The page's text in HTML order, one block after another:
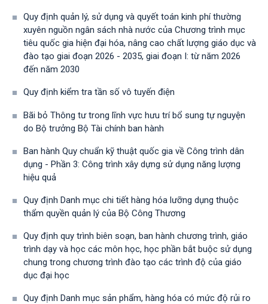
Quy định quản lý, sử dụng và quyết toán kinh phí thường
xuyên nguồn ngân sách nhà nước của Chương trình mục
tiêu quốc gia hiện đại hóa, nâng cao chất lượng giáo dục và
đào tạo giai đoạn 2026 - 2035, giai đoạn I: từ năm 2026
đến năm 2030
Quy định kiểm tra tần số vô tuyến điện
Bãi bỏ Thông tư trong lĩnh vực hưu trí bổ sung tự nguyện
do Bộ trưởng Bộ Tài chính ban hành
Ban hành Quy chuẩn kỹ thuật quốc gia về Công trình dân
dụng - Phần 3: Công trình xây dựng sử dụng năng lượng
hiệu quả
Quy định Danh mục chi tiết hàng hóa lưỡng dụng thuộc
thẩm quyền quản lý của Bộ Công Thương
Quy định quy trình biên soạn, ban hành chương trình, giáo
trình dạy và học các môn học, học phần bắt buộc sử dụng
chung trong chương trình đào tạo các trình độ của giáo
dục đại học
Quy định Danh mục sản phẩm, hàng hóa có mức độ rủi ro